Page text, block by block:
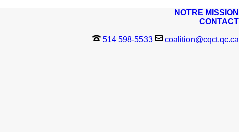
NOTRE MISSION
CONTACT
514 598-5533 coalition@cqct.qc.ca